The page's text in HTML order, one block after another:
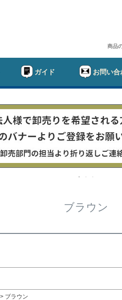
商品
ガイド お問い合
ブラウン
在庫な
在庫
検索
ブラウン